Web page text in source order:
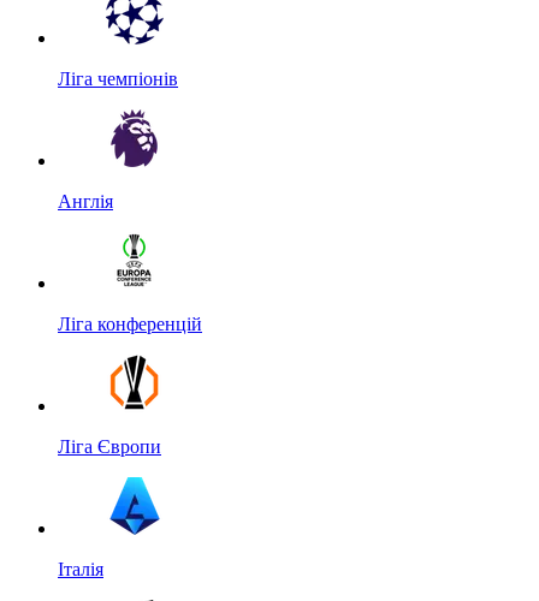
Ліга чемпіонів
Англія
Ліга конференцій
Ліга Європи
Італія